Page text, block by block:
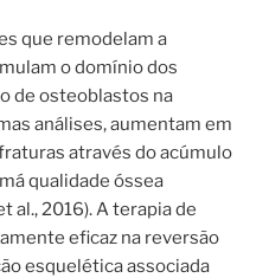
que remodelam a
o domínio dos
de osteoblastos na
análises, aumentam em
através do acúmulo
qualidade óssea
al., 2016). A terapia de
eficaz na reversão
esquelética associada